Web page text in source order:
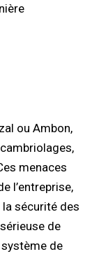
ou Ambon,
menaces
l’entreprise,
sécurité des
de
de